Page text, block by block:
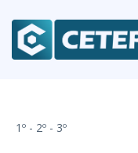
1º - 2º - 3º